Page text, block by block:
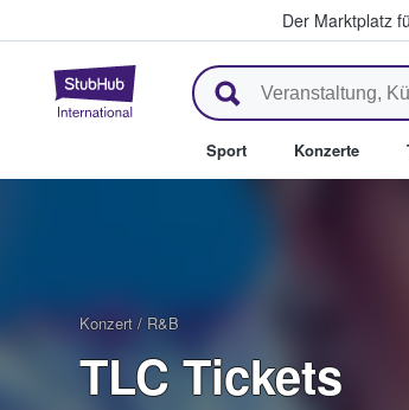
Der Marktplatz
StubHub - Wo Fans
Sport Konzerte
Konzert / R&B
TLC Tickets